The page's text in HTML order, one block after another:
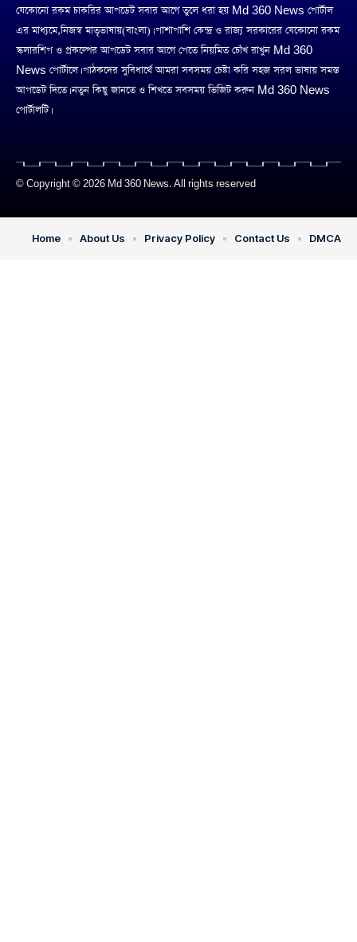
যেকোনো রকম চাকরির আপডেট সবার আগে তুলে ধরা হয় Md 360 News পোর্টাল
এর মাধ্যমে,নিজস্ব মাতৃভাষায়(বাংলা)। পাশাপাশি কেন্দ্র ও রাজ্য সরকারের যেকোনো রকম
স্কলারশিপ ও প্রকল্পের আপডেট সবার আগে পেতে নিয়মিত চোঁখ রাখুন Md 360
News পোর্টালে। পাঠকদের সুবিধার্থে আমরা সবসময় চেষ্টা করি সহজ সরল ভাষায় সমস্ত
আপডেট দিতে। নতুন কিছু জানতে ও শিখতে সবসময় ভিজিট করুন Md 360 News
পোর্টালটি।
© Copyright © 2026 Md 360 News. All rights reserved
Home About Us Privacy Policy Contact Us DMCA